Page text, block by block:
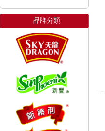
品牌分類